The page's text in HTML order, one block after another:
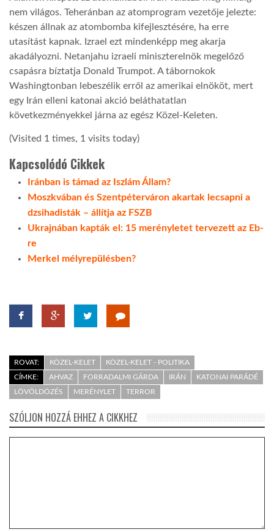
nem világos. Teheránban az atomprogram vezetője jelezte:
készen állnak az atombomba kifejlesztésére, ha erre
utasítást kapnak. Izrael ezt mindenképp meg akarja
akadályozni. Netanjahu izraeli miniszterelnök megelőző
csapásra bíztatja Donald Trumpot. A tábornokok
Washingtonban lebeszélik erről az amerikai elnököt, mert
egy Irán elleni katonai akció beláthatatlan
következményekkel járna az egész Közel-Keleten.
(Visited 1 times, 1 visits today)
Kapcsolódó Cikkek
Iránban is támad az Iszlám Állam?
Moszkvában és Szentpéterváron akartak lecsapni a
dzsihadisták – állítja az FSZB
Ukrajnában kapták el: 15 merényletet tervezett az Eb-
re
Merkel mélyrepülésben?
ROVAT: KÖZEL-KELET
KÖZEL-KELET - POLITIKA
CÍMKE:
AHVAZ FORRADALMI GÁRDA IRÁN
KATONAI PARÁDÉ
LÖVÖLDÖZÉS
MERÉNYLET TERROR
SZÓLJON HOZZÁ EHHEZ A CIKKHEZ